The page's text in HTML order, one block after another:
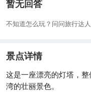
暂无回答
不知道怎么玩？问问旅行达人
景点详情
这是一座漂亮的灯塔，
湾的壮丽景色。